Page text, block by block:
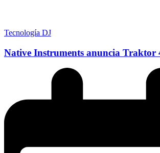
Tecnología DJ
Native Instruments anuncia Traktor